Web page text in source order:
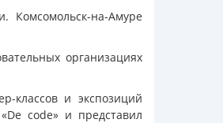
Комсомольск-на-Амуре
организациях
классов и экспозиций
code» и представил